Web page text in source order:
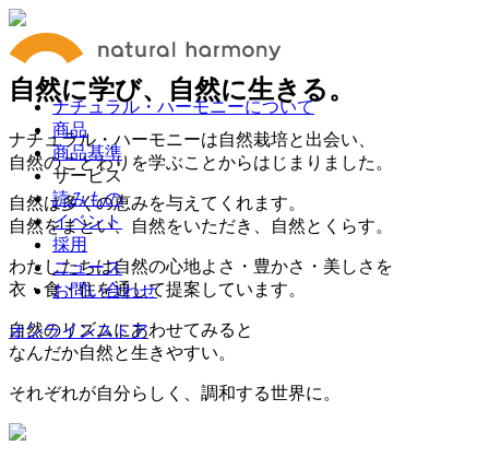
ナチュラル・ハーモニーについて
商品
商品基準
サービス
読みもの
イベント
採用
ニュース
お問い合わせ
オンラインストア
自然に学び、 自然に生きる。
ナチュラル・ハーモニーは自然栽培と出会い、
自然のことわりを学ぶことからはじまりました。
自然は多くの恵みを与えてくれます。
自然をまとい、自然をいただき、自然とくらす。
わたしたちは自然の心地よさ・豊かさ・美しさを
衣・食・住を通して提案しています。
自然のリズムにあわせてみると
なんだか自然と生きやすい。
それぞれが自分らしく、調和する世界に。